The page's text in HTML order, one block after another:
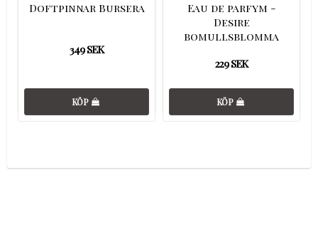
Doftpinnar Bursera
349 SEK
KÖP
Eau de parfym -
Desire
bomullsblomma
229 SEK
KÖP